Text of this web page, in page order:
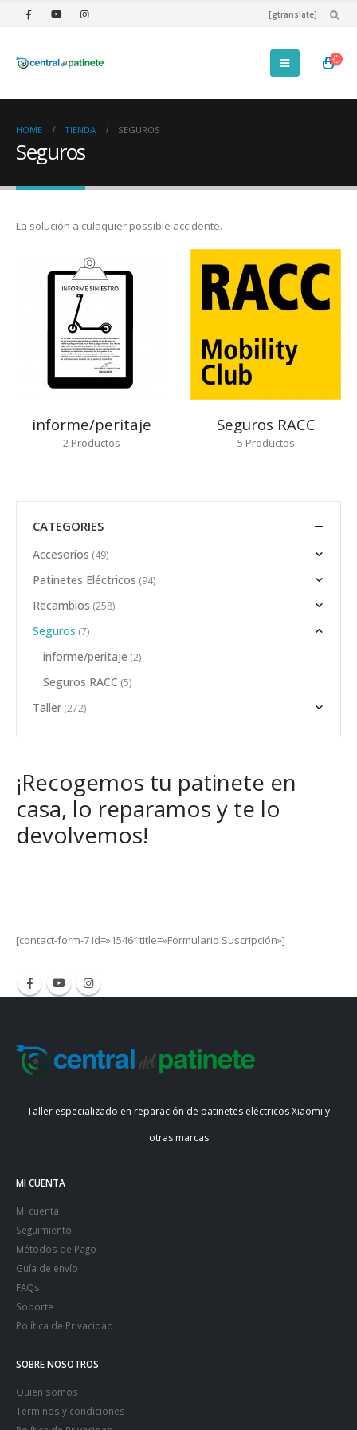
[gtranslate]
HOME TIENDA SEGUROS
Seguros
La solución a culaquier possible accidente.
informe/peritaje
2 Productos
Seguros RACC
5 Productos
CATEGORIES
Accesorios (49)
Patinetes Eléctricos (94)
Recambios (258)
Seguros (7)
informe/peritaje (2)
Seguros RACC (5)
Taller (272)
¡Recogemos tu patinete en
casa, lo reparamos y te lo
devolvemos!
[contact-form-7 id=»1546″ title=»Formulario Suscripción»]
Taller especializado en reparación de patinetes eléctricos Xiaomi y
otras marcas
MI CUENTA
Mi cuenta
Seguimiento
Métodos de Pago
Guía de envío
FAQs
Soporte
Política de Privacidad
SOBRE NOSOTROS
Quien somos
Términos y condiciones